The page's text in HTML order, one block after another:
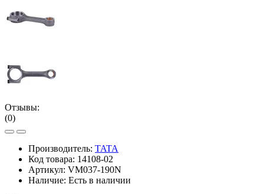
Отзывы:
(0)
Производитель: TATA
Код товара: 14108-02
Артикул: VM037-190N
Наличие: Есть в наличии